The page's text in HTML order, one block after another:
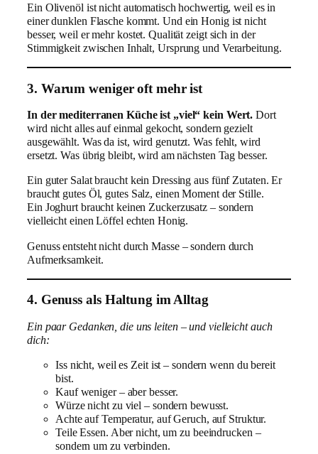
Ein Olivenöl ist nicht automatisch hochwertig, weil es in
einer dunklen Flasche kommt. Und ein Honig ist nicht
besser, weil er mehr kostet. Qualität zeigt sich in der
Stimmigkeit zwischen Inhalt, Ursprung und Verarbeitung.
3. Warum weniger oft mehr ist
In der mediterranen Küche ist „viel“ kein Wert. Dort
wird nicht alles auf einmal gekocht, sondern gezielt
ausgewählt. Was da ist, wird genutzt. Was fehlt, wird
ersetzt. Was übrig bleibt, wird am nächsten Tag besser.
Ein guter Salat braucht kein Dressing aus fünf Zutaten. Er
braucht gutes Öl, gutes Salz, einen Moment der Stille.
Ein Joghurt braucht keinen Zuckerzusatz – sondern
vielleicht einen Löffel echten Honig.
Genuss entsteht nicht durch Masse – sondern durch
Aufmerksamkeit.
4. Genuss als Haltung im Alltag
Ein paar Gedanken, die uns leiten – und vielleicht auch
dich:
Iss nicht, weil es Zeit ist – sondern wenn du bereit
bist.
Kauf weniger – aber besser.
Würze nicht zu viel – sondern bewusst.
Achte auf Temperatur, auf Geruch, auf Struktur.
Teile Essen. Aber nicht, um zu beeindrucken –
sondern um zu verbinden.